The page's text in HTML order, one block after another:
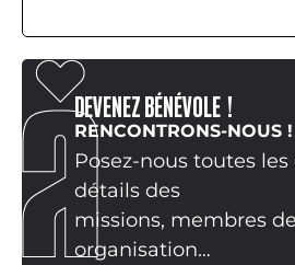
DEVENEZ BÉNÉVOLE !
RENCONTRONS-NOUS !
Posez-nous toutes
détails des
missions, membres
organisation…